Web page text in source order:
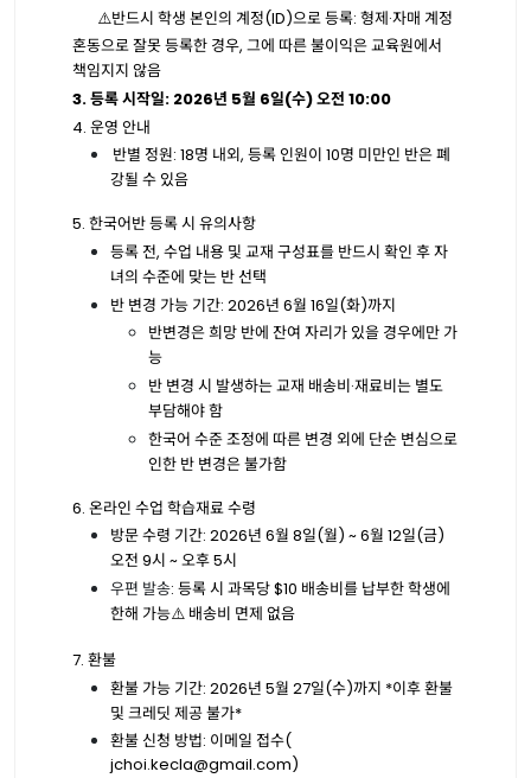
⚠️반드시 학생 본인의 계정(ID)으로 등록: 형제·자매 계정
혼동으로 잘못 등록한 경우, 그에 따른 불이익은 교육원에서
책임지지 않음
3.등록 시작일: 2026년 5월 6일(수)오전 10:00
4. 운영 안내
반별 정원: 18명 내외, 등록 인원이 10명 미만인 반은 폐
강될 수 있음
5. 한국어반 등록 시 유의사항
등록 전, 수업 내용 및 교재 구성표를 반드시 확인 후 자
녀의 수준에 맞는 반 선택
반 변경 가능 기간: 2026년 6월 16일(화)까지
반변경은 희망 반에 잔여 자리가 있을 경우에만 가
능
반 변경 시 발생하는 교재 배송비·재료비는 별도
부담해야 함
한국어 수준 조정에 따른 변경 외에 단순 변심으로
인한 반 변경은 불가함
6. 온라인 수업 학습재료 수령
방문 수령 기간: 2026년 6월 8일(월) ~ 6월 12일(금)
오전 9시 ~오후5시
우편 발송: 등록 시 과목당$10 배송비를 납부한 학생에
한해 가능⚠️ 배송비 면제 없음
7. 환불
환불 가능 기간: 2026년 5월 27일(수)까지 *이후 환불
및 크레딧 제공 불가*
환불 신청 방법: 이메일 접수(
jchoi.kecla@gmail.com)